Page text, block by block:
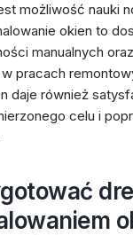
możliwość nauki
okien to
manualnych
pracach
daje również
celu i